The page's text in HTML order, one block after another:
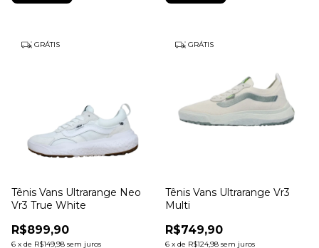
GRÁTIS
Tênis Vans Ultrarange Neo
Vr3 True White
R$899,90
6 x de R$149,98 sem juros
GRÁTIS
Tênis Vans Ultrarange Vr3
Multi
R$749,90
6 x de R$124,98 sem juros